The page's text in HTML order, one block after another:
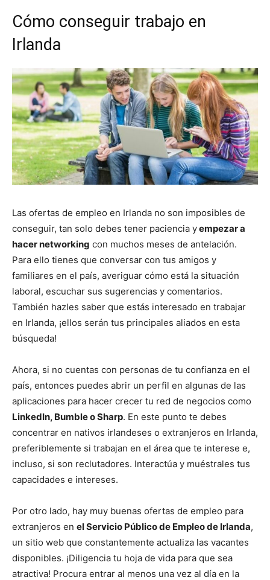
Cómo conseguir trabajo en
Irlanda
Las ofertas de empleo en Irlanda no son imposibles de
conseguir, tan solo debes tener paciencia yempezar a
hacer networking con muchos meses de antelación.
Para ello tienes que conversar con tus amigos y
familiares en el país, averiguar cómo está la situación
laboral, escuchar sus sugerencias y comentarios.
También hazles saber que estás interesado en trabajar
en Irlanda, ¡ellos serán tus principales aliados en esta
búsqueda!
Ahora, si no cuentas con personas de tu confianza en el
país, entonces puedes abrir un perfil en algunas de las
aplicaciones para hacer crecer tu red de negocios como
LinkedIn, Bumble o Sharp. En este punto te debes
concentrar en nativos irlandeses o extranjeros en Irlanda,
preferiblemente si trabajan en el área que te interese e,
incluso, si son reclutadores. Interactúa y muéstrales tus
capacidades e intereses.
Por otro lado, hay muy buenas ofertas de empleo para
extranjeros en el Servicio Público de Empleo de Irlanda,
un sitio web que constantemente actualiza las vacantes
disponibles. ¡Diligencia tu hoja de vida para que sea
atractiva! Procura entrar al menos una vez al día en la